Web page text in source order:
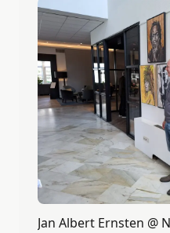
Jan Albert Ernsten @